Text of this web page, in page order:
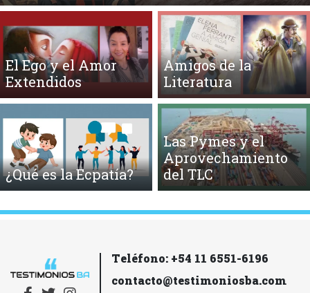
El Ego y el Amor
Extendidos
Amigos de la
Literatura
¿Qué es la Ecpatía?
Las Pymes y el
Aprovechamiento
del TLC
Teléfono: +54 11 6551-6196
contacto@testimoniosba.com